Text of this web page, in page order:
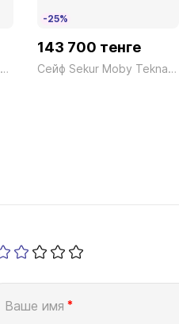
Шкаф металлический малый СВН02 серый President
-25%
143 700 тенге
Сейф Sekur Moby Tekna SMTO/2P Электронный серый Technomax 11кг
Ваше имя *